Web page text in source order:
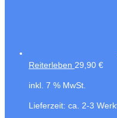
Reiterleben 29,90 €
inkl. 7 % MwSt.
Lieferzeit: ca. 2-3